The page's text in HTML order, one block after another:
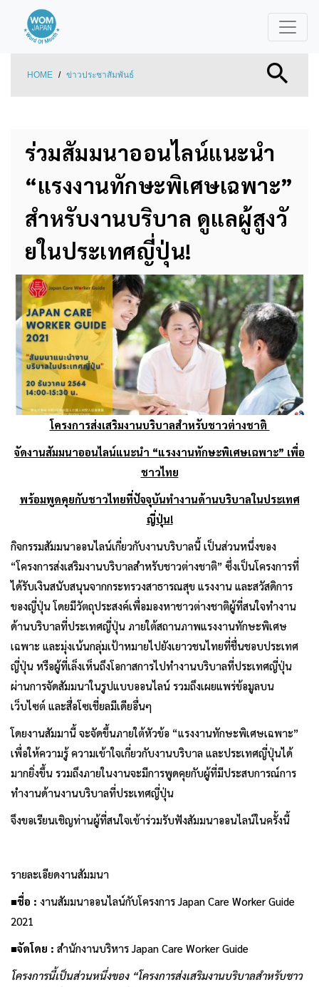
HOME / ข่าวประชาสัมพันธ์
ร่วมสัมมนาออนไลน์แนะนำ
“แรงงานทักษะพิเศษเฉพาะ”
สำหรับงานบริบาล ดูแลผู้สูงวั
ยในประเทศญี่ปุ่น!
โครงการส่งเสริมงานบริบาลสำหรับชาวต่างชาติ
จัดงานสัมมนาออนไลน์แนะนำ “แรงงานทักษะพิเศษเฉพาะ” เพื่อ
ชาวไทย
พร้อมพูดคุยกับชาวไทยที่ปัจจุบันทำงานด้านบริบาลในประเทศ
ญี่ปุ่น!
กิจกรรมสัมมนาออนไลน์เกี่ยวกับงานบริบาลนี้ เป็นส่วนหนึ่งของ
“โครงการส่งเสริมงานบริบาลสำหรับชาวต่างชาติ” ซึ่งเป็นโครงการที่
ได้รับเงินสนับสนุนจากกระทรวงสาธารณสุข แรงงาน และสวัสดิการ
ของญี่ปุ่น โดยมีวัตถุประสงค์เพื่อมองหาชาวต่างชาติผู้ที่สนใจทำงาน
ด้านบริบาลที่ประเทศญี่ปุ่น ภายใต้สถานภาพแรงงานทักษะพิเศษ
เฉพาะ และมุ่งเน้นกลุ่มเป้าหมายไปยังเยาวชนไทยที่ชื่นชอบประเทศ
ญี่ปุ่น หรือผู้ที่เล็งเห็นถึงโอกาสการไปทำงานบริบาลที่ประเทศญี่ปุ่น
ผ่านการจัดสัมมนาในรูปแบบออนไลน์ รวมถึงเผยแพร่ข้อมูลบน
เว็บไซต์ และสื่อโซเชี่ยลมีเดียอื่นๆ
โดยงานสัมมานี้ จะจัดขึ้นภายใต้หัวข้อ “แรงงานทักษะพิเศษเฉพาะ”
เพื่อให้ความรู้ ความเข้าใจเกี่ยวกับงานบริบาล และประเทศญี่ปุ่นได้
มากยิ่งขึ้น รวมถึงภายในงานจะมีการพูดคุยกับผู้ที่มีประสบการณ์การ
ทำงานด้านงานบริบาลที่ประเทศญี่ปุ่น
จึงขอเรียนเชิญท่านผู้ที่สนใจเข้าร่วมรับฟังสัมมนาออนไลน์ในครั้งนี้
รายละเอียดงานสัมมนา
■ชื่อ : งานสัมมนาออนไลน์กับโครงการ Japan Care Worker Guide
2021
■จัดโดย : สำนักงานบริหาร Japan Care Worker Guide
โครงการนี้เป็นส่วนหนึ่งของ “โครงการส่งเสริมงานบริบาลสำหรับชาว